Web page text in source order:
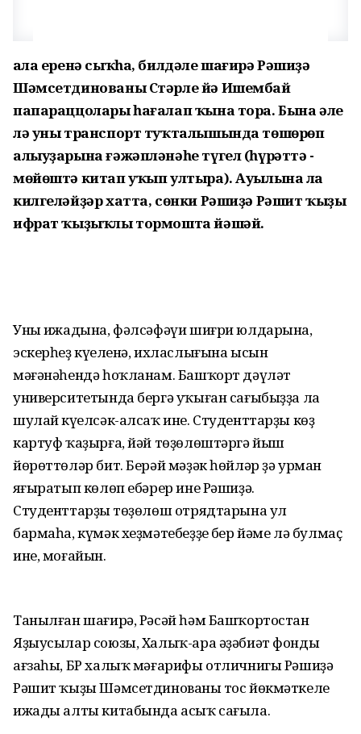
Ҡала еренә сыҡһа, билдәле шағирә Рәшиҙә
Шәмсетдинованы Стәрле йә Ишембай
папараццолары һағалап ҡына тора. Бына әле
лә уны транспорт туҡталышында төшөрөп
алыуҙарына ғәжәпләнәһе түгел (һүрәттә -
мөйөштә китап уҡып ултыра). Ауылына ла
килгеләйҙәр хатта, сөнки Рәшиҙә Рәшит ҡыҙы
ифрат ҡыҙыҡлы тормошта йәшәй.
Уның ижадына, фәлсәфәүи шиғри юлдарына,
эскерһеҙ күңеленә, ихласлығына ысын
мәғәнәһендә һоҡланам. Башҡорт дәүләт
университетында бергә уҡыған сағыбыҙҙа ла
шулай күңелсәк-алсаҡ ине. Студенттарҙы көҙ
картуф ҡаҙырға, йәй төҙөлөштәргә йыш
йөрөттөләр бит. Берәй мәҙәк һөйләр ҙә урман
яңғыратып көлөп ебәрер ине Рәшиҙә.
Студенттарҙың төҙөлөш отрядтарына ул
бармаһа, күмәк хеҙмәтебеҙҙең бер йәме лә булмаҫ
ине, моғайын.
Танылған шағирә, Рәсәй һәм Башҡортостан
Яҙыусылар союзы, Халыҡ-ара әҙәбиәт фонды
ағзаһы, БР халыҡ мәғарифы отличнигы Рәшиҙә
Рәшит ҡыҙы Шәмсетдинованың тос йөкмәткеле
ижады алты китабында асыҡ сағыла.